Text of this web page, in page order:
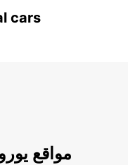
cars
مواقع